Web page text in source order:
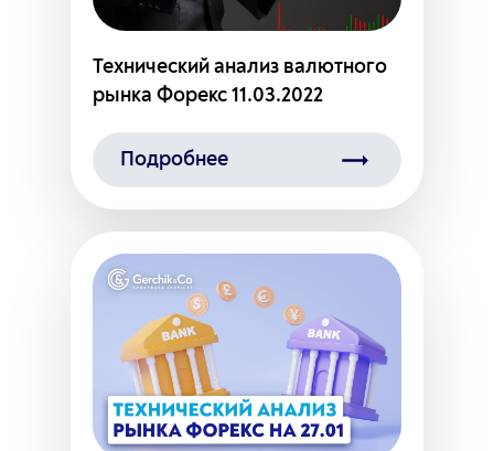
Технический анализ валютного
рынка Форекс 11.03.2022
Подробнее